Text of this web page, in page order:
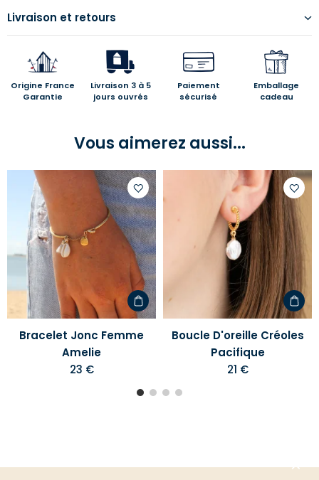
Livraison et retours
Origine France
Garantie
Livraison 3 à 5
jours ouvrés
Paiement
sécurisé
Emballage
cadeau
Vous aimerez aussi...
Ajouter
à
votre
liste
d'envies
Bracelet Jonc Femme
Amelie
23 €
à
votre
liste
Boucle D'oreille Créoles
Pacifique
21 €